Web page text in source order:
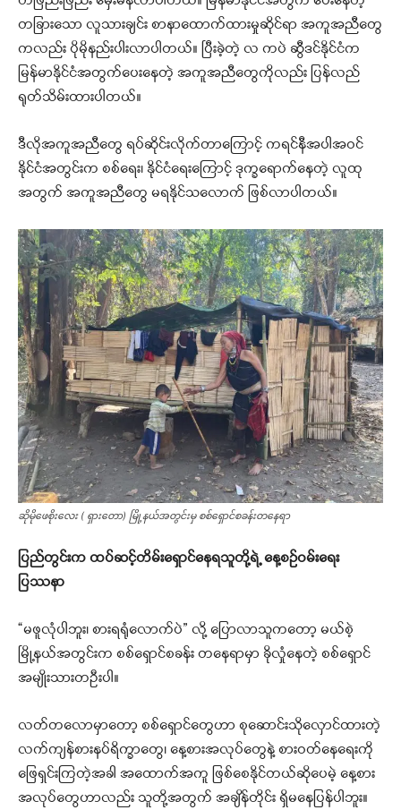
တခြားသော လူသားချင်း စာနာထောက်ထားမှုဆိုင်ရာ အကူအညီတွေ
ကလည်း ပိုမိုနည်းပါးလာပါတယ်။ ပြီးခဲ့တဲ့ လ ကပဲ ဆွီဒင်နိုင်ငံက
မြန်မာနိုင်ငံအတွက်ပေးနေတဲ့ အကူအညီတွေကိုလည်း ပြန်လည်
ရုတ်သိမ်းထားပါတယ်။
ဒီလိုအကူအညီတွေ ရပ်ဆိုင်းလိုက်တာကြောင့် ကရင်နီအပါအဝင်
နိုင်ငံအတွင်းက စစ်ရေး၊ နိုင်ငံရေးကြောင့် ဒုက္ခရောက်နေတဲ့ လူထု
အတွက် အကူအညီတွေ မရနိုင်သလောက် ဖြစ်လာပါတယ်။
ဆိုမိုဖေစိုးလေး ( ရှားတော) မြို့နယ်အတွင်းမှ စစ်ရှောင်စခန်းတနေရာ
ပြည်တွင်းက ထပ်ဆင့်တိမ်းရှောင်နေရသူတို့ရဲ့ နေ့စဉ်ဝမ်းရေး
ပြဿနာ
“မဖူလုံပါဘူး၊ စားရရုံလောက်ပဲ” လို့ ပြောလာသူကတော့ မယ်စဲ့
မြို့နယ်အတွင်းက စစ်ရှောင်စခန်း တနေရာမှာ ခိုလှုံနေတဲ့ စစ်ရှောင်
အမျိုးသားတဦးပါ။
လတ်တလောမှာတော့ စစ်ရှောင်တွေဟာ စုဆောင်းသိုလှောင်ထားတဲ့
လက်ကျန်စားနပ်ရိက္ခာတွေ၊ နေ့စားအလုပ်တွေနဲ့ စားဝတ်နေရေးကို
ဖြေရှင်းကြတဲ့အခါ အထောက်အကူ ဖြစ်စေနိုင်တယ်ဆိုပေမဲ့ နေ့စား
အလုပ်တွေဟာလည်း သူတို့အတွက် အချိန်တိုင်း ရှိမနေပြန်ပါဘူး။